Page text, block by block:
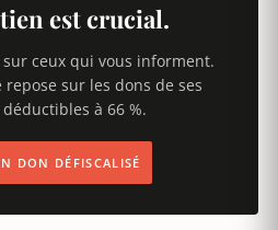
est crucial.
sur ceux qui vous informent.
sur les dons de ses
à 66 %.
DON DÉFISCALISÉ